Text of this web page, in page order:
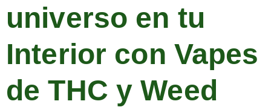
universo en tu
Interior con Vapes
de THC y Weed